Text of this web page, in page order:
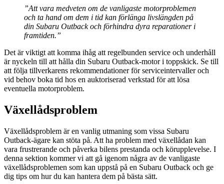
”Att vara medveten om de vanligaste motorproblemen
och ta hand om dem i tid kan förlänga livslängden på
din Subaru Outback och förhindra dyra reparationer i
framtiden.”
Det är viktigt att komma ihåg att regelbunden service och underhåll
är nyckeln till att hålla din Subaru Outback-motor i toppskick. Se till
att följa tillverkarens rekommendationer för serviceintervaller och
vid behov boka tid hos en auktoriserad verkstad för att lösa
eventuella motorproblem.
Växellådsproblem
Växellådsproblem är en vanlig utmaning som vissa Subaru
Outback-ägare kan stöta på. Att ha problem med växellådan kan
vara frustrerande och påverka bilens prestanda och körupplevelse. I
denna sektion kommer vi att gå igenom några av de vanligaste
växellådsproblemen som kan uppstå på en Subaru Outback och ge
dig tips om hur du kan hantera dem på bästa sätt.